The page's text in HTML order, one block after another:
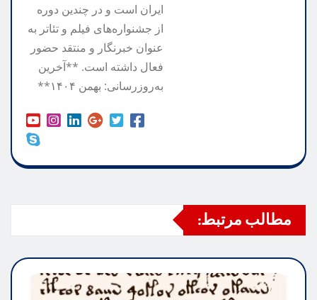
ایران است و در چندین دوره
از جشنواره‌های فیلم و تئاتر به
عنوان خبرنگار و منتقد حضور
فعال داشته است. **آخرین
به‌روزرسانی: بهمن ۱۴۰۴**
مطالب مرتبط: